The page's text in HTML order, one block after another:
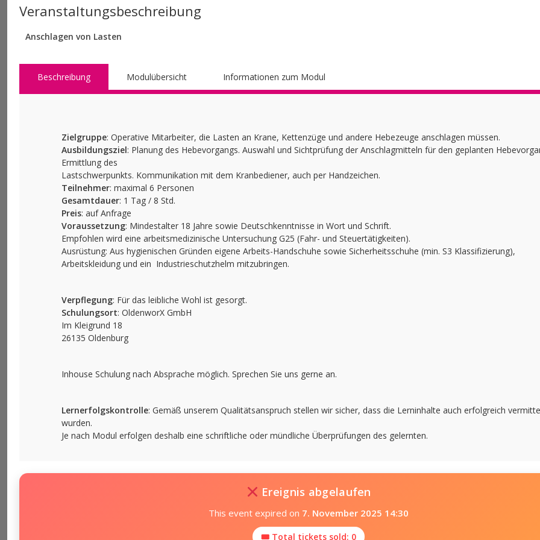
Veranstaltungsbeschreibung
Anschlagen von Lasten
Beschreibung Modulübersicht Informationen zum Modul
Zielgruppe: Operative Mitarbeiter, die Lasten an Krane, Kettenzüge und andere Hebezeuge anschlagen müssen.
Ausbildungsziel: Planung des Hebevorgangs. Auswahl und Sichtprüfung der Anschlagmitteln für den geplanten
Ermittlung des
Lastschwerpunkts. Kommunikation mit dem Kranbediener, auch per Handzeichen.
Teilnehmer: maximal 6 Personen
Gesamtdauer: 1 Tag / 8 Std.
Preis: auf Anfrage
Voraussetzung: Mindestalter 18 Jahre sowie Deutschkenntnisse in Wort und Schrift.
Empfohlen wird eine arbeitsmedizinische Untersuchung G25 (Fahr- und Steuertätigkeiten).
Ausrüstung: Aus hygienischen Gründen eigene Arbeits-Handschuhe sowie Sicherheitsschuhe (min. S3 Klassifizierung),
Arbeitskleidung und ein Industrieschutzhelm mitzubringen.
Verpflegung: Für das leibliche Wohl ist gesorgt.
Schulungsort: OldenworX GmbH
Im Kleigrund 18
26135 Oldenburg
Inhouse Schulung nach Absprache möglich. Sprechen Sie uns gerne an.
Lernerfolgskontrolle: Gemäß unserem Qualitätsanspruch stellen wir sicher, dass die Lerninhalte auch erfolgreich
wurden.
Je nach Modul erfolgen deshalb eine schriftliche oder mündliche Überprüfungen des gelernten.
Ereignis abgelaufen
This event expired on 7. November 2025 14:30
🎟 Total tickets sold: 0